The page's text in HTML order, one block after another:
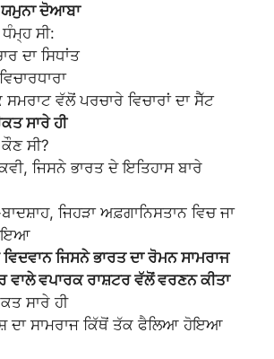
ਦੋਆਬਾ
ਸੀ:
ਦਾ ਸਿਧਾਂਤ
ਵੱਲੋਂ ਪਰਚਾਰੇ ਵਿਚਾਰਾਂ ਦਾ ਸੈੱਟ
ਸਾਰੇ ਹੀ
ਸੀ?
ਜਿਸਨੇ ਭਾਰਤ ਦੇ ਇਤਿਹਾਸ ਬਾਰੇ
ਜਿਹੜਾ ਅਫ਼ਗਾਨਿਸਤਾਨ ਵਿਚ ਜਾ
ਜਿਸਨੇ ਭਾਰਤ ਦਾ ਰੋਮਨ ਸਾਮਰਾਜ
ਵਾਲੇ ਵਪਾਰਕ ਰਾਸ਼ਟਰ ਵੱਲੋਂ ਵਰਣਨ ਕੀਤਾ
ਸਾਰੇ ਹੀ
ਦਾ ਸਾਮਰਾਜ ਕਿੱਥੋਂ ਤੱਕ ਫੈਲਿਆ ਹੋਇਆ